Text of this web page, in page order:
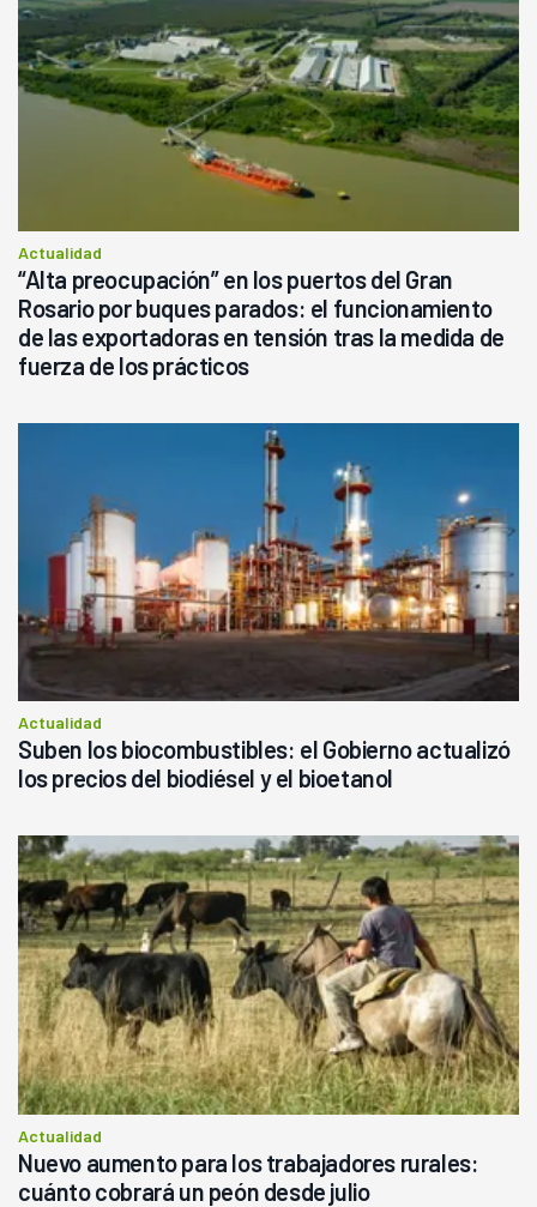
Actualidad
“Alta preocupación” en los puertos del Gran
Rosario por buques parados: el funcionamiento
de las exportadoras en tensión tras la medida de
fuerza de los prácticos
Actualidad
Suben los biocombustibles: el Gobierno actualizó
los precios del biodiésel y el bioetanol
Actualidad
Nuevo aumento para los trabajadores rurales:
cuánto cobrará un peón desde julio